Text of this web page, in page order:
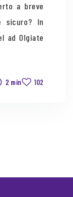
a breve
sicuro? In
ad Olgiate
102
2 min